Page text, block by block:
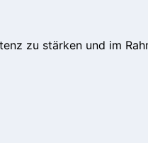
zu stärken und im